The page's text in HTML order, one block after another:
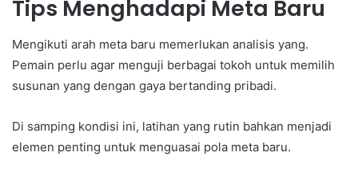
Tips Menghadapi Meta Baru
Mengikuti arah meta baru memerlukan analisis yang.
Pemain perlu agar menguji berbagai tokoh untuk memilih
susunan yang dengan gaya bertanding pribadi.
Di samping kondisi ini, latihan yang rutin bahkan menjadi
elemen penting untuk menguasai pola meta baru.